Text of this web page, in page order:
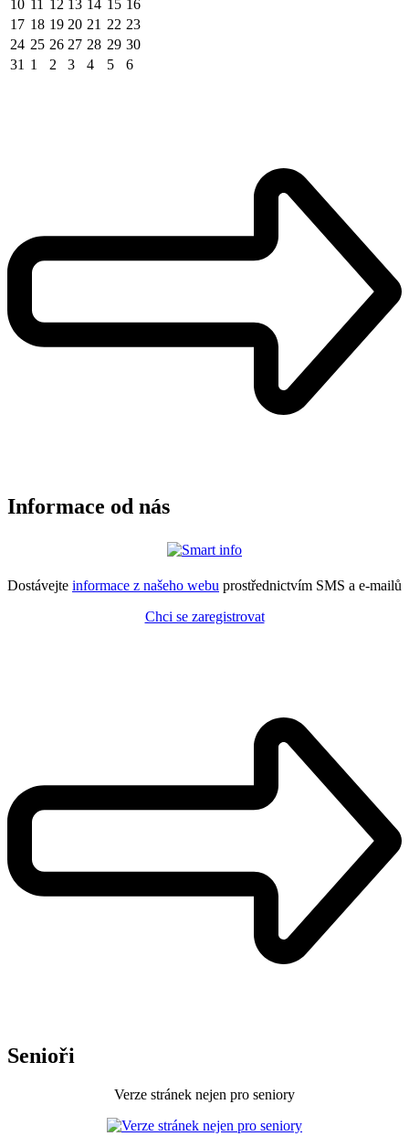
10 11 12 13 14 15 16
17 18 19 20 21 22 23
24 25 26 27 28 29 30
31 1 2 3 4 5 6
Informace od nás
Dostávejte informace z našeho webu prostřednictvím SMS a e-mailů
Chci se zaregistrovat
Senioři
Verze stránek nejen pro seniory